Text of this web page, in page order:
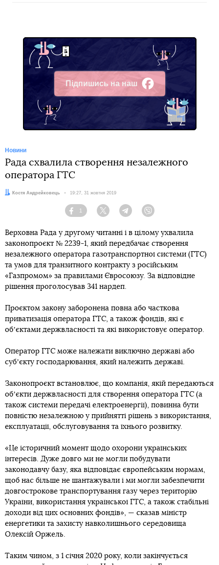
Підпишись на наш
Facebook
Новини
Рада схвалила створення незалежного
оператора ГТС
Автор:Костя Андрейковець Дата:
19:27, 31 жовтня 2019
Facebook
1
Twitter TelegramViber
Верховна Рада у другому читанні і в цілому ухвалила
законопроєкт № 2239-1, який передбачає створення
незалежного оператора газотранспортної системи (ГТС)
та умов для транзитного контракту з російським
«Газпромом» за правилами Євросоюзу. За відповідне
рішення проголосував 341 нардеп.
Проєктом закону заборонена повна або часткова
приватизація оператора ГТС, а також фондів, які є
обʼєктами держвласності та які використовує оператор.
Оператор ГТС може належати виключно державі або
субʼєкту господарювання, який належить державі.
Законопроєкт встановлює, що компанія, якій передаються
обʼєкти держвласності для створення оператора ГТС (а
також системи передачі електроенергії), повинна бути
повністю незалежною у прийнятті рішень з використання,
експлуатації, обслуговування та їхнього розвитку.
«Це історичний момент щодо охорони українських
інтересів. Дуже довго ми не могли побудувати
законодавчу базу, яка відповідає європейським нормам,
щоб нас більше не шантажували і ми могли забезпечити
довгострокове транспортування газу через територію
України, використання української ГТС, а також стабільні
доходи від цих основних фондів», — сказав міністр
енергетики та захисту навколишнього середовища
Олексій Оржель.
Таким чином, з 1 січня 2020 року, коли закінчується